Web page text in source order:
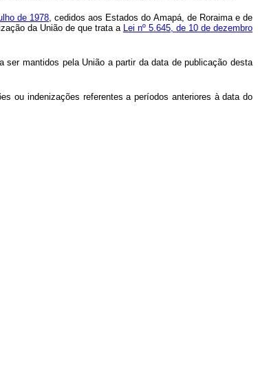
de 1978, cedidos aos Estados do Amapá, de Roraima e de
da União de que trata a Lei nº 5.645, de 10 de dezembro
ser mantidos pela União a partir da data de publicação desta
ou indenizações referentes a períodos anteriores à data do